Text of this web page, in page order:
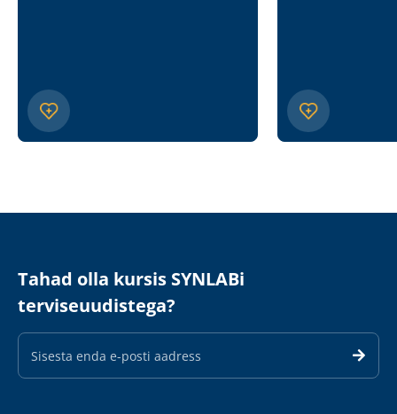
Tahad olla kursis SYNLABi
terviseuudistega?
E-
maili
aadress